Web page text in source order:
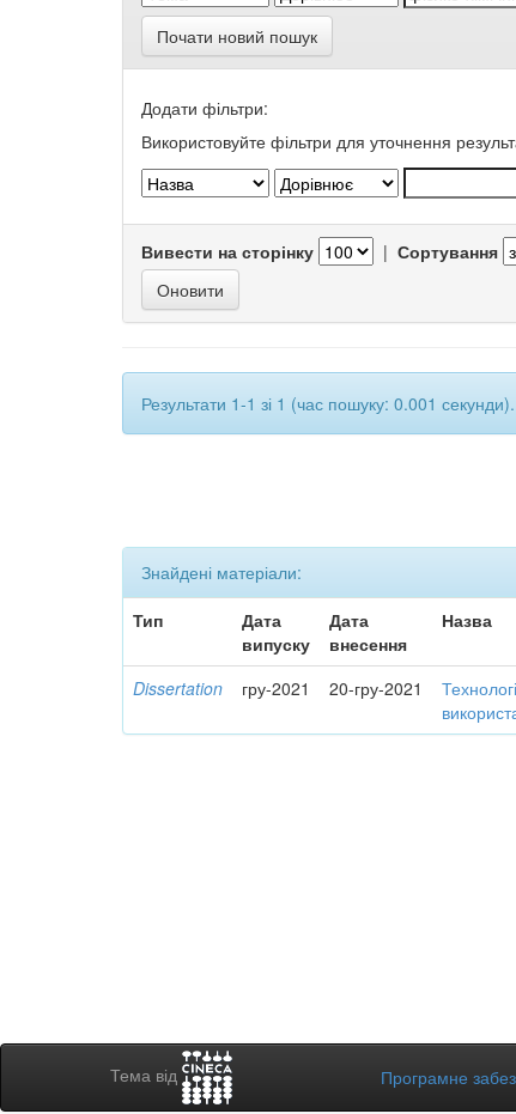
Почати новий пошук
Додати фільтри:
Використовуйте фільтри для уточнення
Вивести на сторінку | Сортування
Результати 1-1 зі 1 (час пошуку: 0.001 секунди).
Знайдені матеріали:
Тип
Дата
випуску
Дата
внесення
Назва
Dissertation гру-2021 20-гру-2021
Тема від Програмне